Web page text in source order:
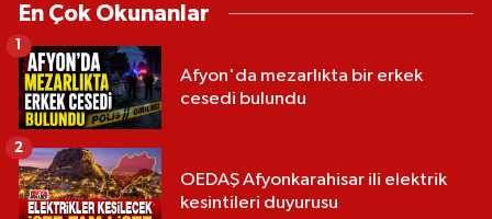
En Çok Okunanlar
Afyon'da mezarlıkta bir erkek
cesedi bulundu
1
OEDAŞ Afyonkarahisar ili elektrik
kesintileri duyurusu
2